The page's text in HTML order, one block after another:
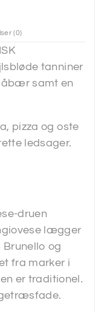
(0)
tanniner
samt en
pizza og oste
ledsager.
druen
lægger
og
fra marker i
er traditionel.